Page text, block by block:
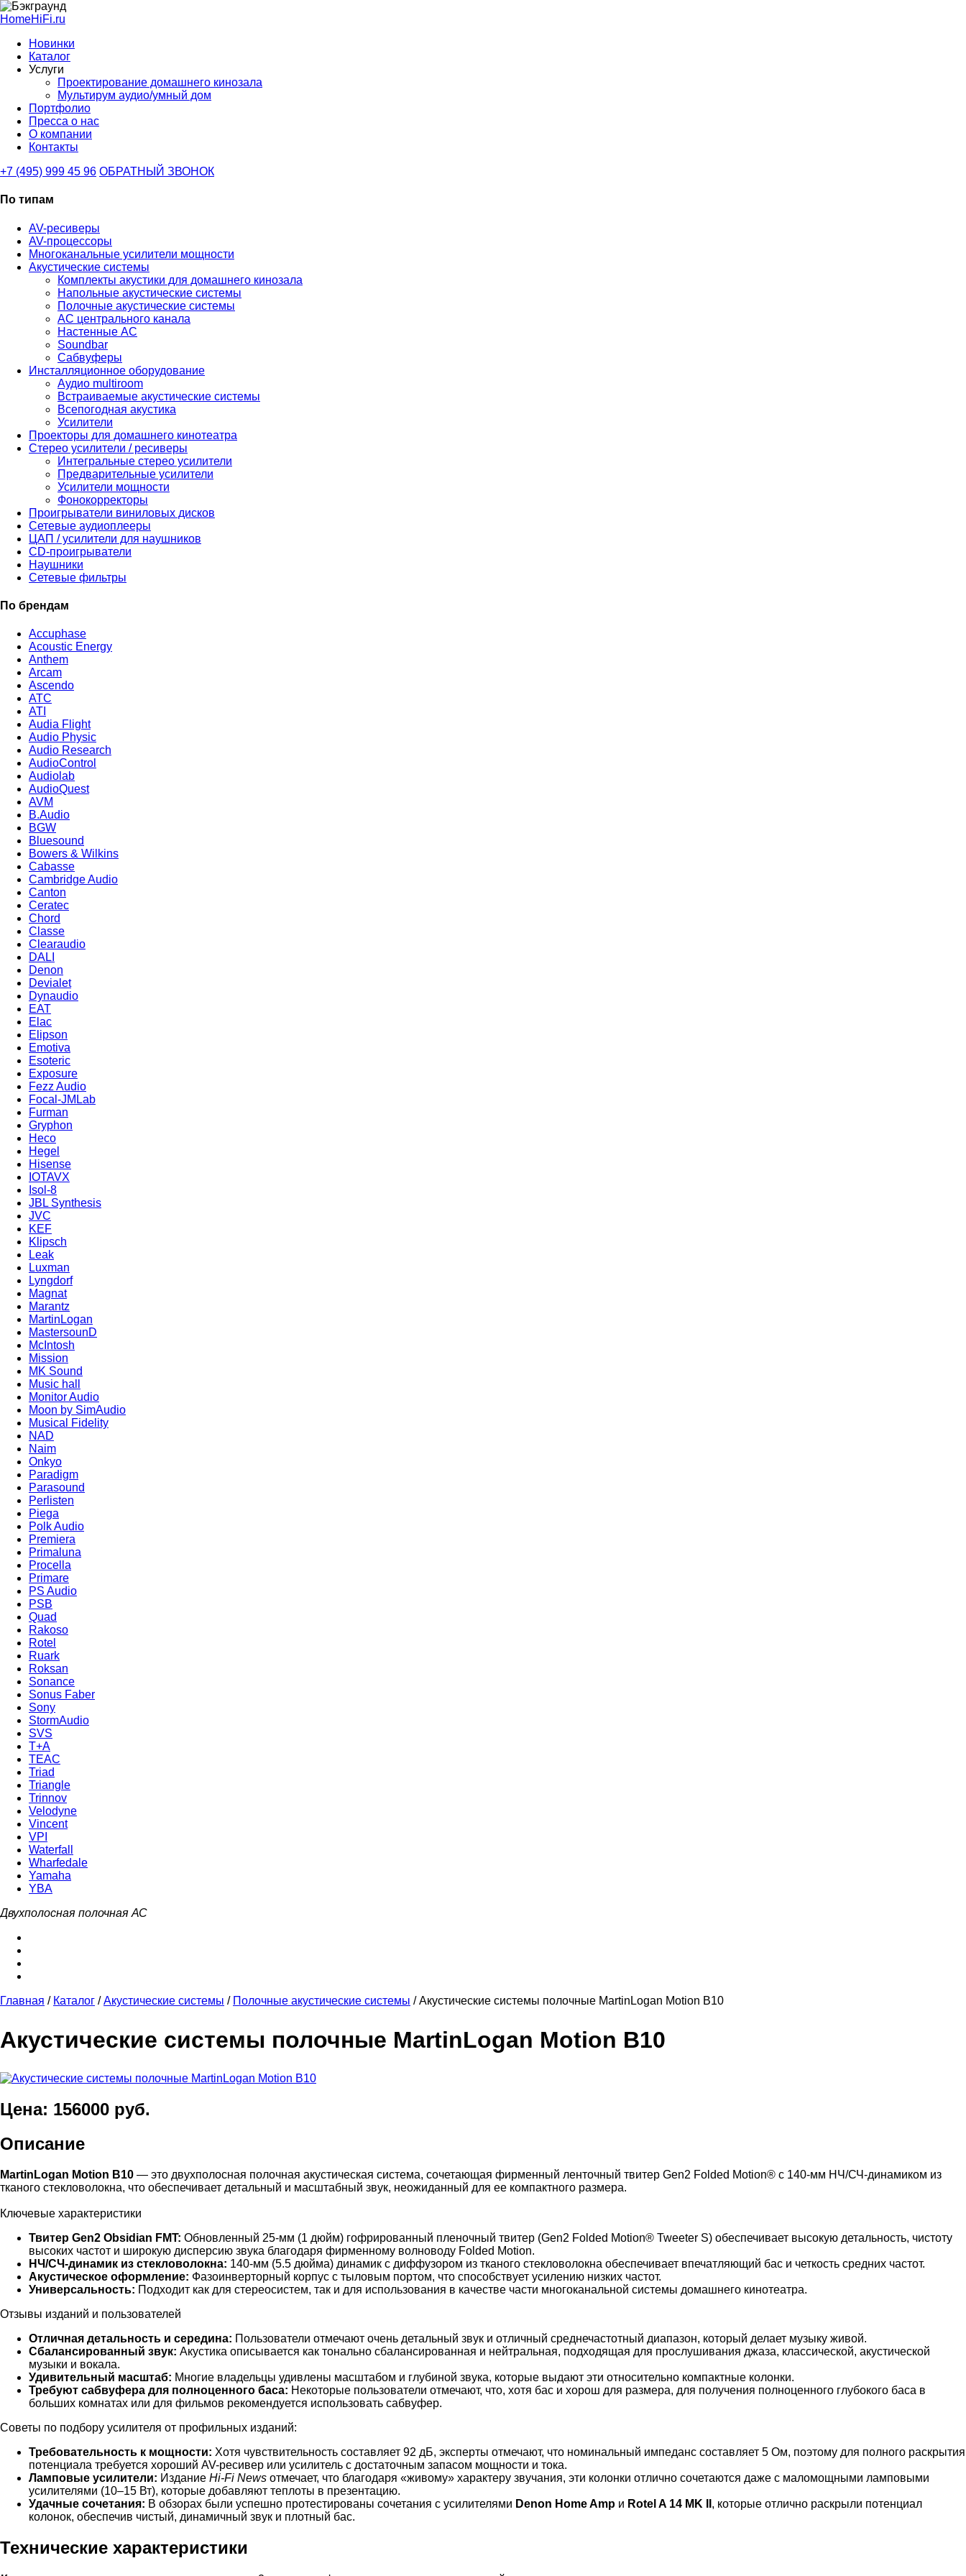
HomeHiFi.ru
Новинки
Каталог
Услуги
Проектирование домашнего кинозала
Мультирум аудио/умный дом
Портфолио
Пресса о нас
О компании
Контакты
+7 (495) 999 45 96 ОБРАТНЫЙ ЗВОНОК
По типам
AV-ресиверы
AV-процессоры
Многоканальные усилители мощности
Акустические системы
Комплекты акустики для домашнего кинозала
Напольные акустические системы
Полочные акустические системы
АС центрального канала
Настенные АС
Soundbar
Сабвуферы
Инсталляционное оборудование
Аудио multiroom
Встраиваемые акустические системы
Всепогодная акустика
Усилители
Проекторы для домашнего кинотеатра
Стерео усилители / ресиверы
Интегральные стерео усилители
Предварительные усилители
Усилители мощности
Фонокорректоры
Проигрыватели виниловых дисков
Сетевые аудиоплееры
ЦАП / усилители для наушников
CD-проигрыватели
Наушники
Сетевые фильтры
По брендам
Accuphase
Acoustic Energy
Anthem
Arcam
Ascendo
ATC
ATI
Audia Flight
Audio Physic
Audio Research
AudioControl
Audiolab
AudioQuest
AVM
B.Audio
BGW
Bluesound
Bowers & Wilkins
Cabasse
Cambridge Audio
Canton
Ceratec
Chord
Classe
Clearaudio
DALI
Denon
Devialet
Dynaudio
EAT
Elac
Elipson
Emotiva
Esoteric
Exposure
Fezz Audio
Focal-JMLab
Furman
Gryphon
Heco
Hegel
Hisense
IOTAVX
Isol-8
JBL Synthesis
JVC
KEF
Klipsch
Leak
Luxman
Lyngdorf
Magnat
Marantz
MartinLogan
MastersounD
McIntosh
Mission
MK Sound
Music hall
Monitor Audio
Moon by SimAudio
Musical Fidelity
NAD
Naim
Onkyo
Paradigm
Parasound
Perlisten
Piega
Polk Audio
Premiera
Primaluna
Procella
Primare
PS Audio
PSB
Quad
Rakoso
Rotel
Ruark
Roksan
Sonance
Sonus Faber
Sony
StormAudio
SVS
T+A
TEAC
Triad
Triangle
Trinnov
Velodyne
Vincent
VPI
Waterfall
Wharfedale
Yamaha
YBA
Двухполосная полочная АС
Главная / Каталог /Акустические системы / Полочные акустические системы /Акустические системы полочные MartinLogan Motion B10
Акустические системы полочные MartinLogan Motion B10
Цена: 156000 руб.
Описание
MartinLogan Motion B10 — это двухполосная полочная акустическая система, сочетающая фирменный ленточный твитер Gen2 Folded Motion® с 140-мм НЧ/СЧ-динамиком из
тканого стекловолокна, что обеспечивает детальный и масштабный звук, неожиданный для ее компактного размера.
Ключевые характеристики
Твитер Gen2 Obsidian FMT: Обновленный 25-мм (1 дюйм) гофрированный пленочный твитер (Gen2 Folded Motion® Tweeter S) обеспечивает высокую детальность, чистоту
высоких частот и широкую дисперсию звука благодаря фирменному волноводу Folded Motion.
НЧ/СЧ-динамик из стекловолокна: 140-мм (5.5 дюйма) динамик с диффузором из тканого стекловолокна обеспечивает впечатляющий бас и четкость средних частот.
Акустическое оформление: Фазоинверторный корпус с тыловым портом, что способствует усилению низких частот.
Универсальность: Подходит как для стереосистем, так и для использования в качестве части многоканальной системы домашнего кинотеатра.
Отзывы изданий и пользователей
Отличная детальность и середина: Пользователи отмечают очень детальный звук и отличный среднечастотный диапазон, который делает музыку живой.
Сбалансированный звук: Акустика описывается как тонально сбалансированная и нейтральная, подходящая для прослушивания джаза, классической, акустической
музыки и вокала.
Удивительный масштаб: Многие владельцы удивлены масштабом и глубиной звука, которые выдают эти относительно компактные колонки.
Требуют сабвуфера для полноценного баса: Некоторые пользователи отмечают, что, хотя бас и хорош для размера, для получения полноценного глубокого баса в
больших комнатах или для фильмов рекомендуется использовать сабвуфер.
Советы по подбору усилителя от профильных изданий:
Требовательность к мощности: Хотя чувствительность составляет 92 дБ, эксперты отмечают, что номинальный импеданс составляет 5 Ом, поэтому для полного раскрытия
потенциала требуется хороший AV-ресивер или усилитель с достаточным запасом мощности и тока.
Ламповые усилители: Издание Hi-Fi News отмечает, что благодаря «живому» характеру звучания, эти колонки отлично сочетаются даже с маломощными ламповыми
усилителями (10–15 Вт), которые добавляют теплоты в презентацию.
Удачные сочетания: В обзорах были успешно протестированы сочетания с усилителями Denon Home Amp и Rotel A 14 MK II , которые отлично раскрыли потенциал
колонок, обеспечив чистый, динамичный звук и плотный бас.
Технические характеристики